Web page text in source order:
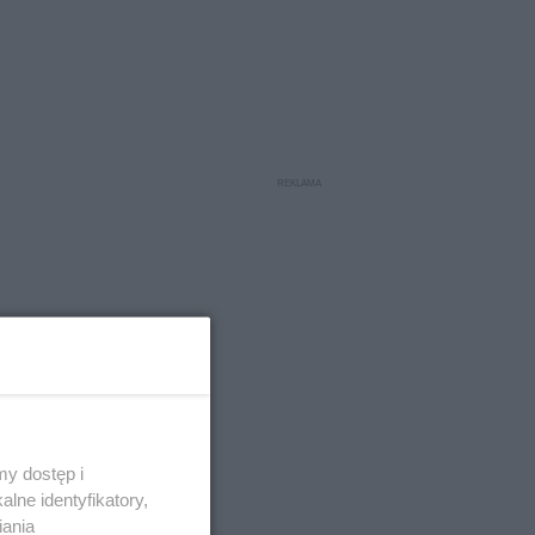
dostęp i
identyfikatory,